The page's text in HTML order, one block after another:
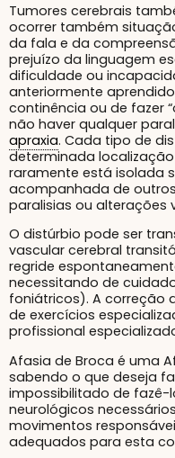
Tumores cerebrais
ocorrer também
da fala e da
prejuízo da linguagem
dificuldade ou
anteriormente
continência ou de fazer
não haver qualquer
apraxia. Cada tipo de
determinada
raramente está isolada
acompanhada de
paralisias ou alterações
O distúrbio pode ser
vascular cerebral
regride
necessitando de
foniátricos). A correção
de exercícios
profissional
Afasia de Broca é uma
sabendo o que deseja
impossibilitado de fazê-
neurológicos
movimentos
adequados para esta